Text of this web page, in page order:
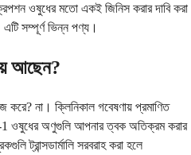
ওষুধের মতো একই জিনিস করার দাবি করা
সম্পূর্ণ ভিন্ন পণ্য।
আছেন?
না। ক্লিনিকাল গবেষণায় প্রমাণিত
ওষুধের অণুগুলি আপনার ত্বক অতিক্রম করার
ট্রান্সডার্মালি সরবরাহ করা হলে